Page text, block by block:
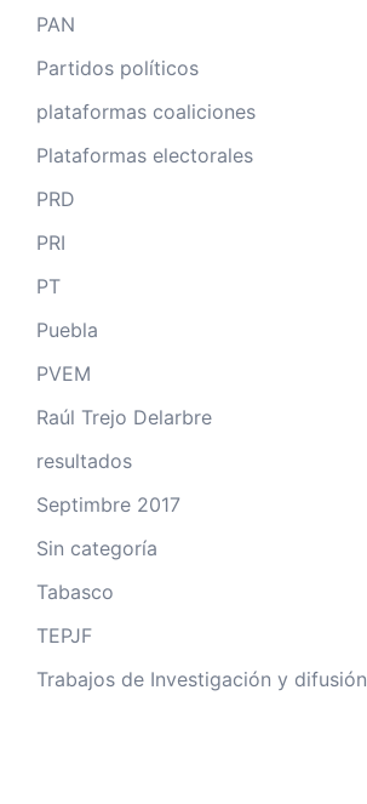
PAN
Partidos políticos
plataformas coaliciones
Plataformas electorales
PRD
PRI
PT
Puebla
PVEM
Raúl Trejo Delarbre
resultados
Septimbre 2017
Sin categoría
Tabasco
TEPJF
Trabajos de Investigación y difusión